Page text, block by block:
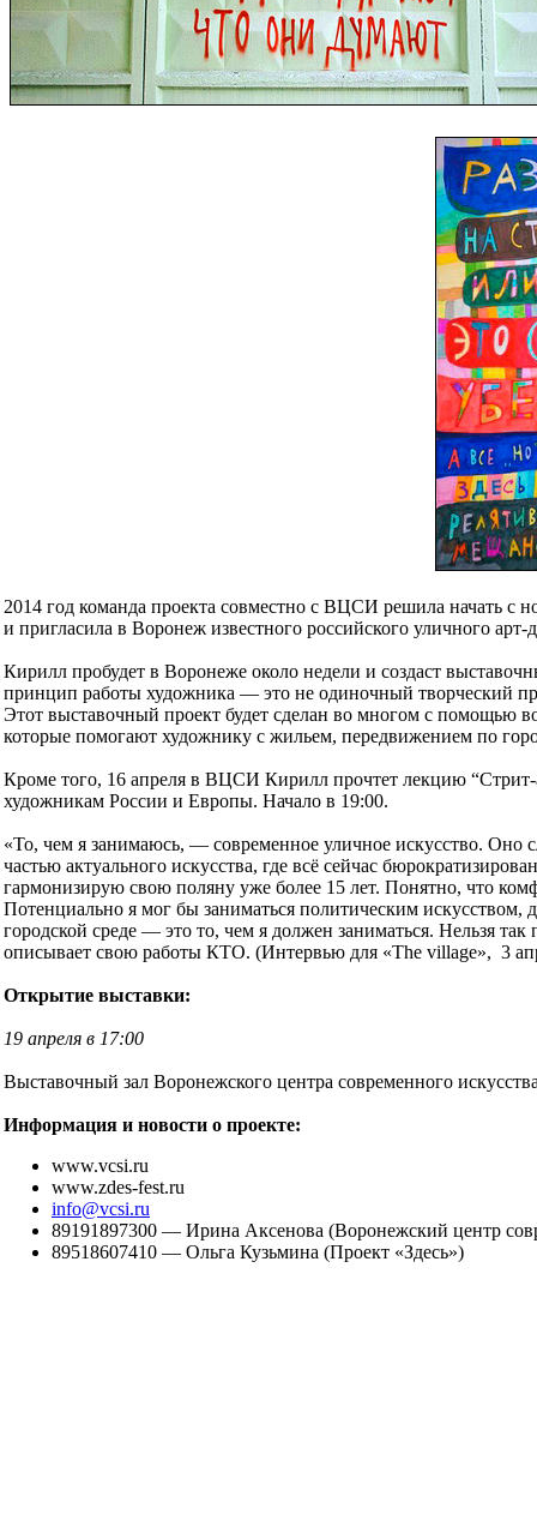
2014 год команда проекта совместно с ВЦСИ решила начать с
и пригласила в Воронеж известного российского уличного
Кирилл пробудет в Воронеже около недели и создаст
принцип работы художника — это не одиночный творческий
Этот выставочный проект будет сделан во многом с помощью
которые помогают художнику с жильем, передвижением по
Кроме того, 16 апреля в ВЦСИ Кирилл прочтет лекцию
художникам России и Европы. Начало в 19:00.
«То, чем я занимаюсь, — современное уличное искусство.
частью актуального искусства, где всё сейчас
гармонизирую свою поляну уже более 15 лет. Понятно, что
Потенциально я мог бы заниматься политическим
городской среде — это то, чем я должен заниматься. Нельзя
описывает свою работы КТО. (Интервью для «The village», 3
Открытие выставки:
19 апреля в 17:00
Выставочный зал Воронежского центра современного
Информация и новости о проекте:
www.vcsi.ru
www.zdes-fest.ru
info@vcsi.ru
89191897300 — Ирина Аксенова (Воронежский центр
89518607410 — Ольга Кузьмина (Проект «Здесь»)